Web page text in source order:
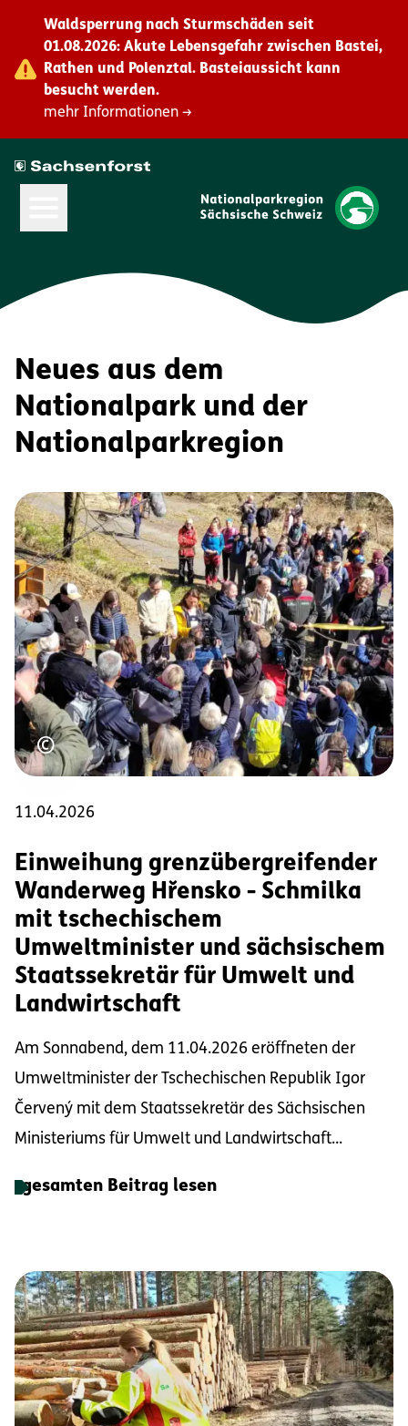
Waldsperrung nach Sturmschäden seit
01.08.2026: Akute Lebensgefahr zwischen Bastei,
Rathen und Polenztal. Basteiaussicht kann
besucht werden.
mehr Informationen →
Neues aus dem
Nationalpark und der
Nationalparkregion
©Urheberrecht
11.04.2026
Einweihung grenzübergreifender
Wanderweg Hřensko - Schmilka
mit tschechischem
Umweltminister und sächsischem
Staatssekretär für Umwelt und
Landwirtschaft
Am Sonnabend, dem 11.04.2026 eröffneten der
Umweltminister der Tschechischen Republik Igor
Červený mit dem Staatssekretär des Sächsischen
Ministeriums für Umwelt und Landwirtschaft...
gesamten Beitrag lesen